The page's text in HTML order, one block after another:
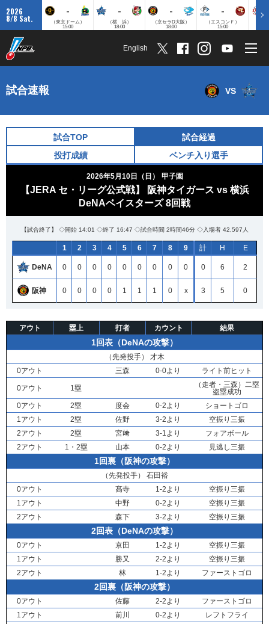
2026
8/8 Sat.
-
（東京ドーム）
15:00
-
（横 浜）
18:00
-
（京セラD大阪）
18:00
-
（エスコンＦ）
15:00
English
試合速報 VS
試合TOP
試合経過
投打成績
ベンチ入り選手
2026年5月10日（日） 甲子園
【JERA セ・リーグ公式戦】 阪神タイガース vs 横浜
DeNAベイスターズ 8回戦
【試合終了】 ◇開始 14:01 ◇終了 16:47 ◇試合時間 2時間46分 ◇入場者 42,597人
1 2 3 4 5 6 7 8 9 計 H E
DeNA 0 0 0 0 0 0 0 0 0 0 6 2
阪神 0 0 0 0 1 1 1 0 x 3 5 0
アウト 塁上 打者 カウント 結果
1回表（DeNAの攻撃）
（先発投手） 才木
0アウト
三森 0-0より ライト前ヒット
0アウト 1塁 （走者・ 三森 ）二塁
盗塁成功
0アウト
2塁 度会 0-2より
ショートゴロ
1アウト
2塁 佐野 3-2より
空振り三振
2アウト
2塁 宮﨑 3-1より
フォアボール
2アウト
1・2塁 山本 0-2より 見逃し三振
1回裏（阪神の攻撃）
（先発投手） 石田裕
0アウト
髙寺 1-2より
空振り三振
1アウト
中野 0-2より
空振り三振
2アウト
森下 3-2より 空振り三振
2回表（DeNAの攻撃）
0アウト 京田 1-2より
空振り三振
1アウト
勝又 2-2より
空振り三振
2アウト
林 1-2より ファーストゴロ
2回裏（阪神の攻撃）
0アウト 佐藤 2-2より
ファーストゴロ
1アウト
前川 0-2より
レフトフライ